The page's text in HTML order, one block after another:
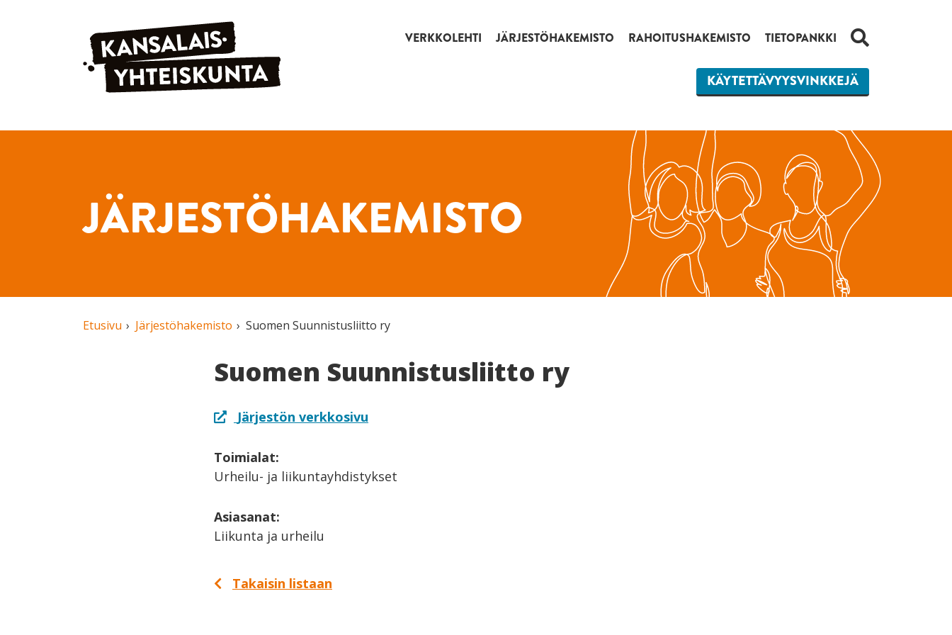
Siirry sisältöön VERKKOLEHTI JÄRJESTÖHAKEMISTO RAHOITUSHAKEMISTO TIETOPANKKI HAKU
KÄYTETTÄVYYSVINKKEJÄ
JÄRJESTÖHAKEMISTO
Etusivu Järjestöhakemisto Suomen Suunnistusliitto ry
Suomen Suunnistusliitto ry
Järjestön verkkosivu
Toimialat:
Urheilu- ja liikuntayhdistykset
Asiasanat:
Liikunta ja urheilu
Takaisin listaan